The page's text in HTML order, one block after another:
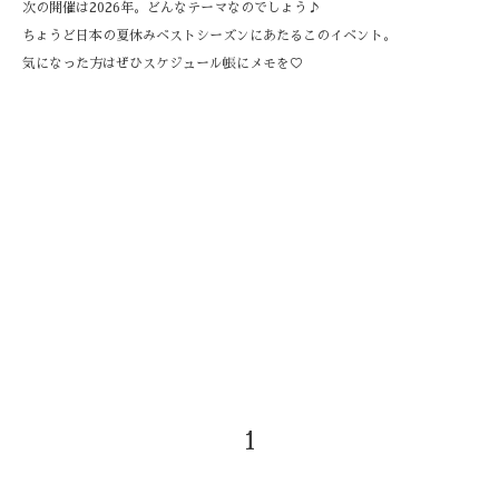
次の開催は2026年。どんなテーマなのでしょう♪
ちょうど日本の夏休みベストシーズンにあたるこのイベント。
気になった方はぜひスケジュール帳にメモを♡
1